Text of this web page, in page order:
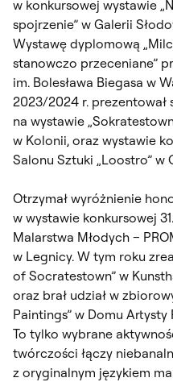
w konkursowej wystawie
spojrzenie” w Galerii
Wystawę dyplomową
stanowczo przeceniane”
im. Bolesława Biegasa w
2023/2024 r. prezentował
na wystawie
w Kolonii, oraz wystawie
Salonu Sztuki „Loostro” w
Otrzymał wyróżnienie
w wystawie konkursowej
Malarstwa Młodych –
w Legnicy. W tym roku
of Socratestown” w
oraz brał udział w
Paintings” w Domu Artysty
To tylko wybrane
twórczości łączy
z oryginalnym językiem